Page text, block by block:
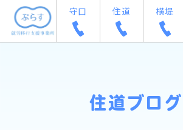
守口 住道 横堤
住道ブログ